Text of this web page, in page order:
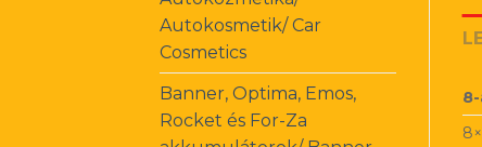
Autokosmetik/ Car
Cosmetics
Banner, Optima, Emos,
Rocket és For-Za